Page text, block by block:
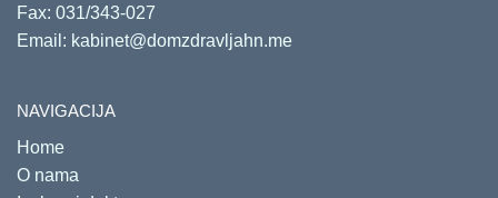
Fax: 031/343-027
Email: kabinet@domzdravljahn.me
NAVIGACIJA
Home
O nama